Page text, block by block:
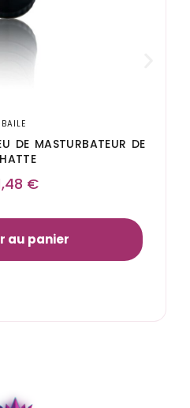
BAILE
DE MASTURBATEUR DE
€
au panier